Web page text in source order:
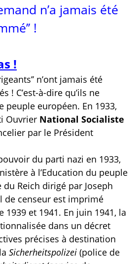
n’a jamais été
!
!
n’ont jamais été
! C’est-à-dire qu’ils ne
peuple européen. En 1933,
Ouvrier National Socialiste
par le Président
du parti nazi en 1933,
à l’Education du peuple
Reich dirigé par Joseph
de censeur est imprimé
et 1941. En juin 1941, la
dans un décret
précises à destination
Sicherheitspolizei (police de